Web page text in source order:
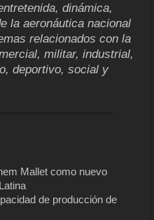
dinámica,
la aeronáutica nacional
relacionados con la
militar, industrial,
deportivo, social y
Mallet como nuevo
de producción de